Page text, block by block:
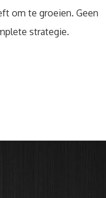
om te groeien. Geen
strategie.